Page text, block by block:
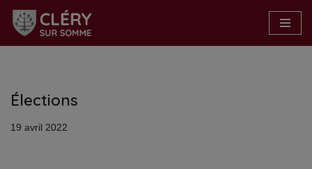
Aller
Élections
19 avril 2022